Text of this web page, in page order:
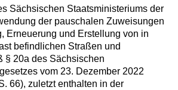
Sächsischen Staatsministeriums der
der pauschalen Zuweisungen
Erneuerung und Erstellung von in
befindlichen Straßen und
§ 20a des Sächsischen
vom 23. Dezember 2022
66), zuletzt enthalten in der